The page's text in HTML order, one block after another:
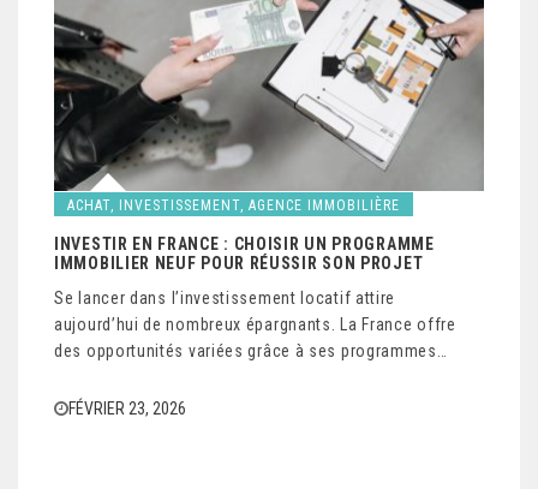
ACHAT, INVESTISSEMENT, AGENCE IMMOBILIÈRE
INVESTIR EN FRANCE : CHOISIR UN PROGRAMME
IMMOBILIER NEUF POUR RÉUSSIR SON PROJET
Se lancer dans l’investissement locatif attire
aujourd’hui de nombreux épargnants. La France offre
des opportunités variées grâce à ses programmes…
FÉVRIER 23, 2026